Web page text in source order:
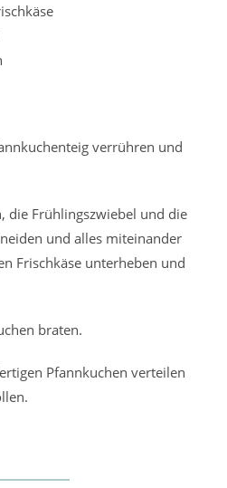
verrühren und
die Frühlingszwiebel und die
und alles miteinander
Frischkäse unterheben und
braten.
Pfannkuchen verteilen